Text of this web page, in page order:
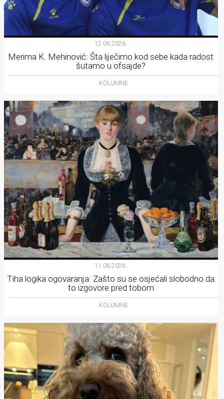
12.06.2026.
Merima K. Mehinović: Šta liječimo kod sebe kada radost
šutamo u ofsajde?
KOLUMNE
11.06.2026.
Tiha logika ogovaranja: Zašto su se osjećali slobodno da
to izgovore pred tobom
KOLUMNE